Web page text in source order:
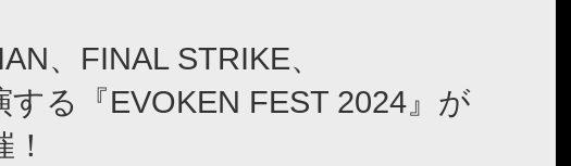
、FINAL STRIKE、
る『EVOKEN FEST 2024』が